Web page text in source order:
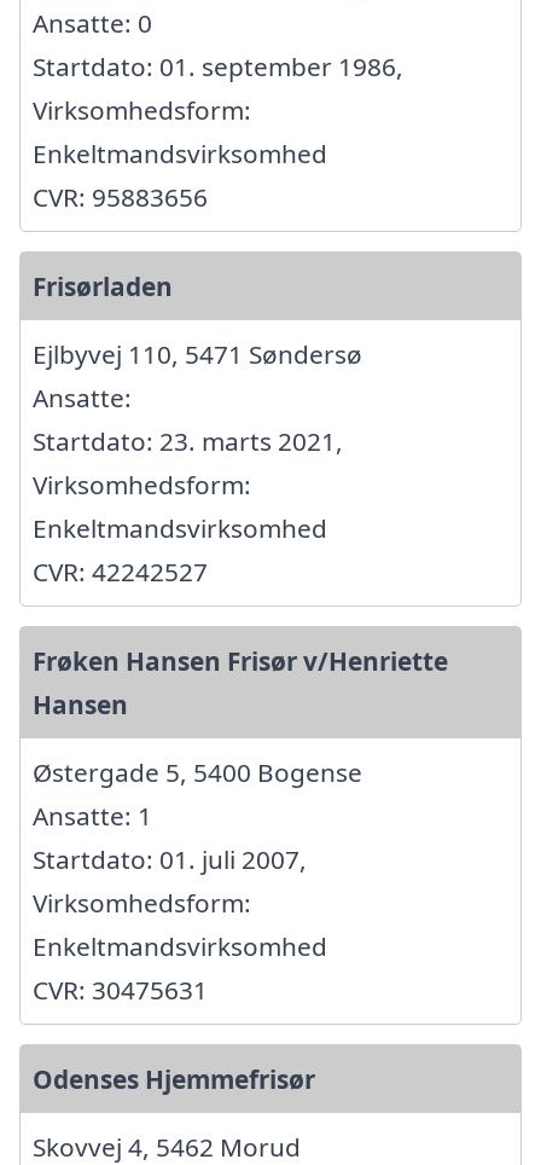
Ansatte: 0
Startdato: 01. september 1986,
Virksomhedsform:
Enkeltmandsvirksomhed
CVR: 95883656
Frisørladen
Ejlbyvej 110, 5471 Søndersø
Ansatte:
Startdato: 23. marts 2021,
Virksomhedsform:
Enkeltmandsvirksomhed
CVR: 42242527
Frøken Hansen Frisør v/Henriette
Hansen
Østergade 5, 5400 Bogense
Ansatte: 1
Startdato: 01. juli 2007,
Virksomhedsform:
Enkeltmandsvirksomhed
CVR: 30475631
Odenses Hjemmefrisør
Skovvej 4, 5462 Morud